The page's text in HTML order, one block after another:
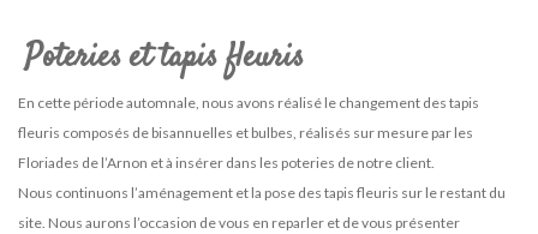
Poteries et tapis fleuris
En cette période automnale, nous avons réalisé le changement des tapis
fleuris composés de bisannuelles et bulbes, réalisés sur mesure par les
Floriades de l’Arnon et à insérer dans les poteries de notre client.
Nous continuons l’aménagement et la pose des tapis fleuris sur le restant du
site. Nous aurons l’occasion de vous en reparler et de vous présenter